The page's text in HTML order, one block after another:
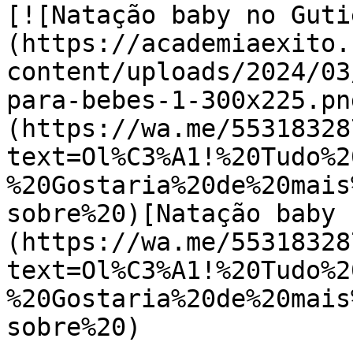
[![Natação baby no
(https://
content/uploads/2024/
para-bebes-1-
(https://wa.me/
sobre%20)[Natação
(https://wa.me/
sobre%20)